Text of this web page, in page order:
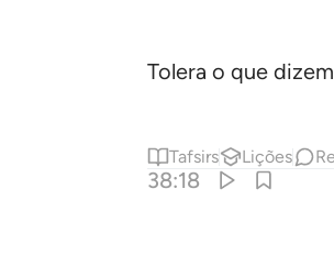
Tolera o que
Tafsirs Lições
38:18